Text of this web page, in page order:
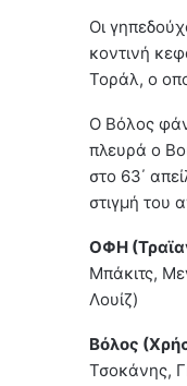
Οι
κοντινή
Τοράλ, ο
Ο Βόλος
πλευρά ο
στο 63΄
στιγμή του
ΟΦΗ
Μπάκιτς,
Λουίζ)
Βόλος
Τσοκάνης,